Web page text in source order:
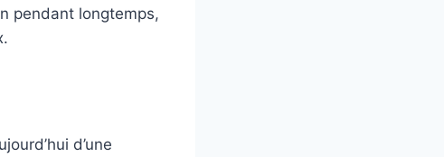
pendant longtemps,
d’une